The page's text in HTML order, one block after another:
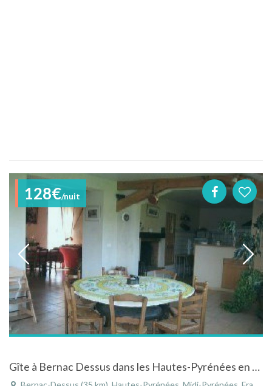
128€/nuit
Gîte à Bernac Dessus dans les Hautes-Pyrénées en Midi-Pyrénées idéale pour famille